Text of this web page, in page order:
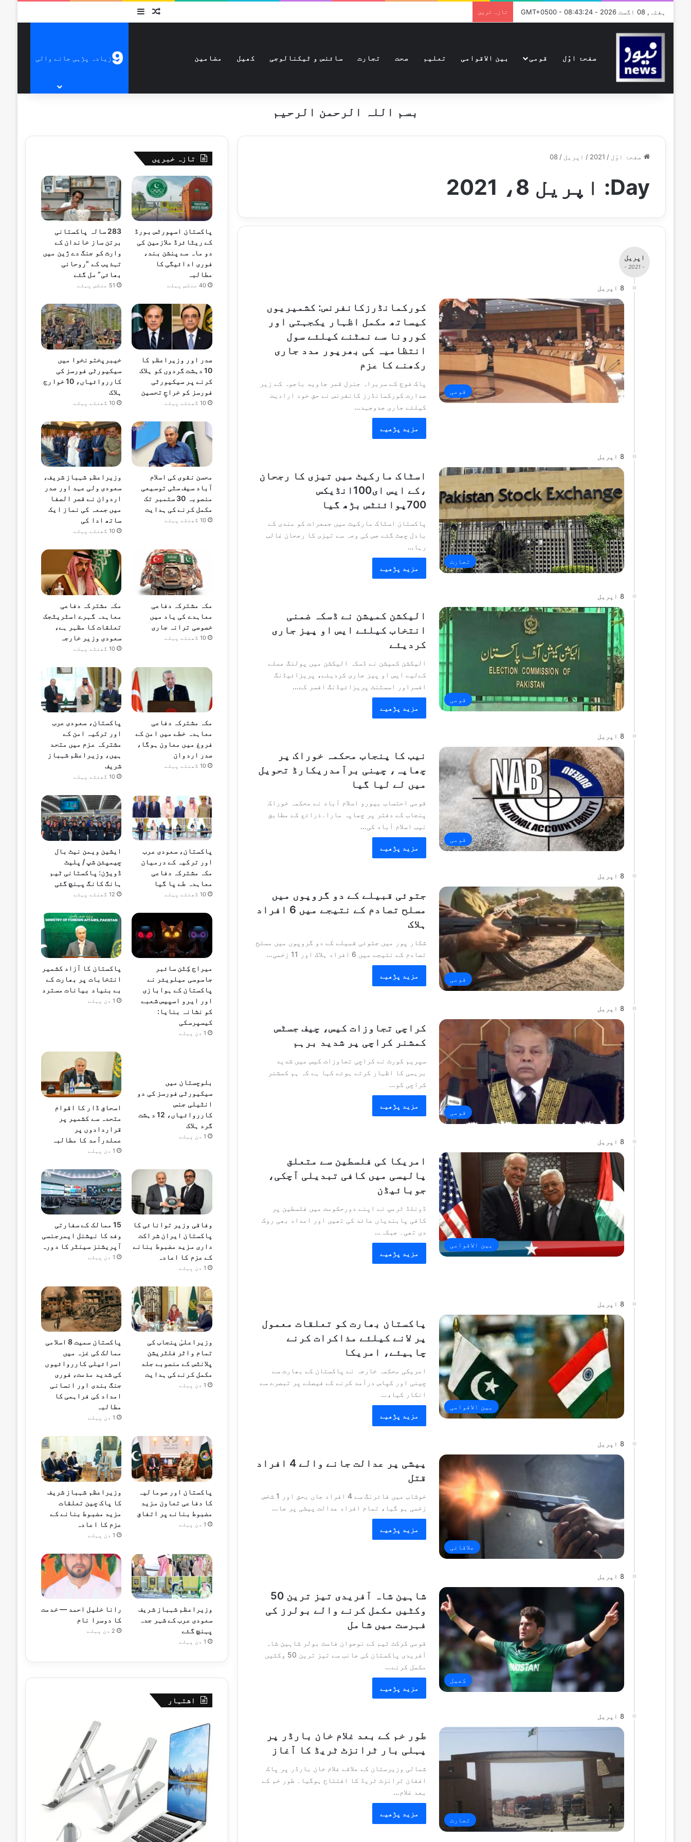
ہفتہ, 08 اگست 2026 - GMT+0500 - 08:43:24 تازہ ترین متفرق
صفحۂ اوّل قومی بین الاقوامی تعلیم صحت تجارت سائنس و ٹیکنالوجی کھیل مضامین 9زیادہ پڑہی جانے والی
بسم اللہ الرحمن الرحیم
صفحۂ اوّل /
2021
/ اپریل /
08
Day: اپریل 8، 2021
اپریل
- 2021 -
8 اپریل
قومی
کورکمانڈرزکانفرنس: کشمیریوں
کیساتھ مکمل اظہار یکجہتی اور
کورونا سے نمٹنے کیلئے سول
انتظامیہ کی بھرپور مدد جاری
رکھنے کا عزم
پاک فوج کے سربراہ جنرل قمر جاوید باجوہ کے زیر
صدارت کورکمانڈرز کانفرنس نے حق خود ارادیت
کیلئے جاری جدوجہد…
مزید پڑھیے
8 اپریل
تجارت
اسٹاک مارکیٹ میں تیزی کا رجحان
،کے ایس ای100انڈیکس
700پوائنٹس بڑھ گیا
پاکستان اسٹاک مارکیٹ میں جمعرات کو مندی کے
بادل چھٹ گئے جس کی وجہ سے تیزی کا رجحان غالب
رہا…
مزید پڑھیے
8 اپریل
قومی
الیکشن کمیشن نے ڈسکہ ضمنی
انتخاب کیلئے ایس او پیز جاری
کردیئے
الیکشن کمیشن نے ڈسکہ الیکشن میں پولنگ عملے
کےلیے ایس او پیز جاری کردیئے، پریزائیڈنگ
افسراور اسسٹنٹ پریزائیڈنگ افسر کے…
مزید پڑھیے
8 اپریل
قومی
نیب کا پنجاب محکمہ خوراک پر
چھاپہ، چینی برآمدریکارڈ تحویل
میں لے لیا گیا
قومی احتساب بیورو اسلام آباد نے محکمہ خوراک
پنجاب کے دفتر پر چھاپہ مارا۔ذرائع کے مطابق
نیب اسلام آباد کی…
مزید پڑھیے
8 اپریل
قومی
جتوئی قبیلے کے دو گروپوں میں
مسلح تصادم کے نتیجے میں 6 افراد
ہلاک
شکار پور میں جتوئی قبیلے کے دو گروپوں میں مسلح
تصادم کے نتیجے میں 6 افراد ہلاک اور 11 زخمی…
مزید پڑھیے
8 اپریل
قومی
کراچی تجاوزات کیس، چیف جسٹس
کمشنر کراچی پر شدید برہم
سپریم کورٹ نے کراچی تجاوزات کیس میں شدید
برہمی کا اظہار کرتے ہوئے کہا ہے کہ ہم کمشنر
کراچی کو…
مزید پڑھیے
8 اپریل
بین الاقوامی
امریکا کی فلسطین سے متعلق
پالیسی میں کافی تبدیلی آچکی،
جوبائیڈن
ڈونلڈ ٹرمپ نے اپنے دورحکومت میں فلسطین پر
کافی پابندیاں عائد کی تھیں اور امداد بھی روک
دی تھی۔ جبکہ…
مزید پڑھیے
8 اپریل
بین الاقوامی
پاکستان بھارت کو تعلقات معمول
پر لانے کیلئے مذاکرات کرنے
چاہیئے، امریکا
امریکی محکمہ خارجہ نے پاکستان کے بھارت سے
چینی اور کپاس درآمد کرنے کے فیصلے پر تبصرے سے
انکار کیا،…
مزید پڑھیے
8 اپریل
علاقائی
پیشی پر عدالت جانے والے 4 افراد
قتل
خوشاب میں فائرنگ سے 4 افراد جاں بحق اور 1 شخص
زخمی ہو گیا، تمام افراد عدالت پیشی پر جا…
مزید پڑھیے
8 اپریل
کھیل
شاہین شاہ آفریدی تیز ترین 50
وکٹیں مکمل کرنے والے بولرز کی
فہرست میں شامل
قومی کرکٹ ٹیم کے نوجوان فاسٹ بولر شاہین شاہ
آفریدی پاکستان کی جانب سے تیز ترین 50 وکٹیں
مکمل کرنے…
مزید پڑھیے
8 اپریل
تجارت
طور خم کے بعد غلام خان بارڈر پر
پہلی بار ٹرانزٹ ٹریڈ کا آغاز
شمالی وزیرستان کے علاقے غلام خان بارڈر پر پاک
افغان ٹرانزٹ ٹریڈ کا افتتاح ہوگیا۔ طور خم کے
بعد غلام…
مزید پڑھیے
تازہ خبریں
پاکستان اسپورٹس بورڈ
کے ریٹائرڈ ملازمین کی
دو ماہ سے پنشن بند،
فوری ادائیگی کا
مطالبہ
40 منٹس پہلے
283 سالہ پاکستانی
برتن ساز خاندان کے
وارث کو جنگ دے ژین میں
تہذیب کے "روحانی
بھائی” مل گئے
51 منٹس پہلے
صدر اور وزیراعظم کا
10 دہشت گردوں کو ہلاک
کرنے پر سیکیورٹی
فورسز کو خراجِ تحسین
10 گھنٹے پہلے
خیبرپختونخوا میں
سیکیورٹی فورسز کی
کارروائیاں، 10 خوارج
ہلاک
10 گھنٹے پہلے
محسن نقوی کی اسلام
آباد سیف سٹی توسیعی
منصوبہ 30 ستمبر تک
مکمل کرنے کی ہدایت
10 گھنٹے پہلے
وزیراعظم شہباز شریف،
سعودی ولی عہد اور صدر
اردوان نے قصر الصفا
میں جمعہ کی نماز ایک
ساتھ ادا کی
10 گھنٹے پہلے
مکہ مشترکہ دفاعی
معاہدے کی یاد میں
خصوصی ترانہ جاری
10 گھنٹے پہلے
مکہ مشترکہ دفاعی
معاہدہ گہرے اسٹریٹجک
تعلقات کا مظہر ہے،
سعودی وزیر خارجہ
10 گھنٹے پہلے
مکہ مشترکہ دفاعی
معاہدہ خطے میں امن کے
فروغ میں معاون ہوگا،
صدر اردوان
10 گھنٹے پہلے
پاکستان، سعودی عرب
اور ترکیہ امن کے
مشترکہ عزم میں متحد
ہیں، وزیراعظم شہباز
شریف
10 گھنٹے پہلے
پاکستان، سعودی عرب
اور ترکیہ کے درمیان
مکہ مشترکہ دفاعی
معاہدہ طے پا گیا
10 گھنٹے پہلے
ایشین ویمن نیٹ بال
چیمپئن شپ / پلیٹ
ڈویژن: پاکستانی ٹیم
ہانگ کانگ پہنچ گئی
12 گھنٹے پہلے
میراج کِٹن سائبر
جاسوسی میلویئر نے
پاکستان کے ہوابازی
اور ایرو اسپیس شعبے
کو نشانہ بنایا:
کیسپرسکی
1 دن پہلے
پاکستان کا آزاد کشمیر
انتخابات پر بھارت کے
بے بنیاد بیانات مسترد
1 دن پہلے
بلوچستان میں
سیکیورٹی فورسز کی دو
انٹیلی جنس
کارروائیاں، 12 دہشت
گرد ہلاک
1 دن پہلے
اسحاق ڈار کا اقوام
متحدہ سے کشمیر پر
قراردادوں پر
عملدرآمد کا مطالبہ
1 دن پہلے
وفاقی وزیر توانائی کا
پاکستان ایران شراکت
داری مزید مضبوط بنانے
کے عزم کا اعادہ
1 دن پہلے
15 ممالک کے سفارتی
وفد کا نیشنل ایمرجنسی
آپریشنز سینٹر کا دورہ
1 دن پہلے
وزیراعلیٰ پنجاب کی
تمام واٹر فلٹریشن
پلانٹس کے منصوبے جلد
مکمل کرنے کی ہدایت
1 دن پہلے
پاکستان سمیت 8 اسلامی
ممالک کی غزہ میں
اسرائیلی کارروائیوں
کی شدید مذمت، فوری
جنگ بندی اور انسانی
امداد کی فراہمی کا
مطالبہ
1 دن پہلے
پاکستان اور صومالیہ
کا دفاعی تعاون مزید
مضبوط بنانے پر اتفاق
1 دن پہلے
وزیراعظم شہباز شریف
کا پاک چین تعلقات
مزید مضبوط بنانے کے
عزم کا اعادہ
1 دن پہلے
وزیراعظم شہباز شریف
سعودی عرب کے شہر جدہ
پہنچ گئے
1 دن پہلے
رانا خلیل احمد — خدمت
کا دوسرا نام
2 دن پہلے
اشتہار